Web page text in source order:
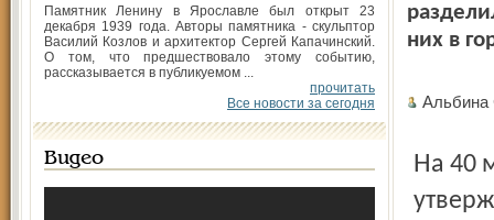
Памятник Ленину в Ярославле был открыт 23
декабря 1939 года. Авторы памятника - скульптор
Василий Козлов и архитектор Сергей Капачинский.
О том, что предшествовало этому событию,
рассказывается в публикуемом ...
прочитать
Все новости за сегодня
Видео
них в
На 40 миллионов рублей из дорожного фонда,